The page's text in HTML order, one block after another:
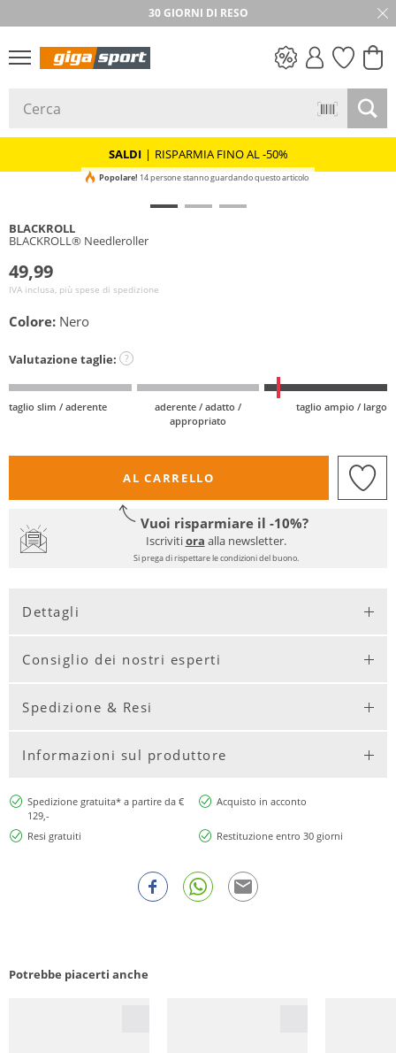
30 GIORNI DI RESO
SALDI | RISPARMIA FINO AL -50%
Popolare! 14 persone stanno guardando questo articolo
BLACKROLL
BLACKROLL® Needleroller
49,99
IVA inclusa, più spese di spedizione
Colore: Nero
Valutazione taglie: ?
taglio slim / aderente
aderente / adatto /
appropriato
taglio ampio / largo
AL CARRELLO
Vuoi risparmiare il -10%?
Iscrivitiora alla newsletter.
Si prega di rispettare le condizioni del buono.
Dettagli
Consiglio dei nostri esperti
Spedizione & Resi
Informazioni sul produttore
Spedizione gratuita* a partire da €
129,-
Acquisto in acconto
Resi gratuiti Restituzione entro 30 giorni
Potrebbe piacerti anche